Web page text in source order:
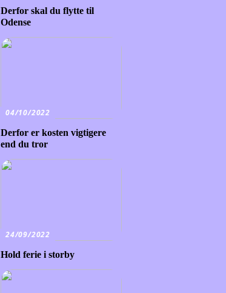
Derfor skal du flytte til
Odense
04/10/2022
Derfor er kosten vigtigere
end du tror
24/09/2022
Hold ferie i storby